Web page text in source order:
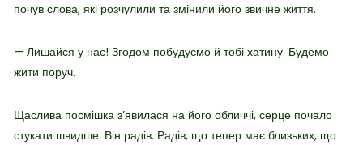
почув слова, які розчулили та змінили його звичне життя.
— Лишайся у нас! Згодом побудуємо й тобі хатину. Будемо
жити поруч.
Щаслива посмішка зʼявилася на його обличчі, серце почало
стукати швидше. Він радів. Радів, що тепер має близьких, що